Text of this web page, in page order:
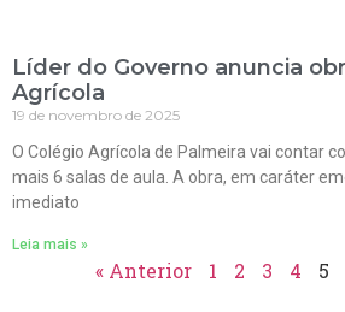
Líder do Governo anuncia
Agrícola
19 de novembro de 2025
O Colégio Agrícola de Palmeira vai contar
mais 6 salas de aula. A obra, em caráter
imediato
Leia mais »
« Anterior 1 2 3 4 5